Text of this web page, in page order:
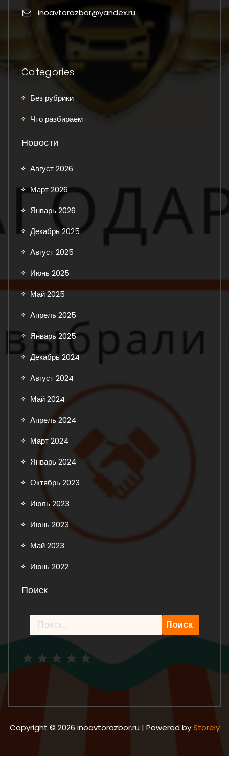
inoavtorazbor@yandex.ru
Categories
Без рубрики
Что разбираем
Новости
Август 2026
Март 2026
Январь 2026
Декабрь 2025
Август 2025
Июнь 2025
Май 2025
Апрель 2025
Январь 2025
Декабрь 2024
Август 2024
Май 2024
Апрель 2024
Март 2024
Январь 2024
Октябрь 2023
Июль 2023
Июнь 2023
Май 2023
Июнь 2022
Поиск
Найти:
Copyright © 2026 inoavtorazbor.ru | Powered byStorely